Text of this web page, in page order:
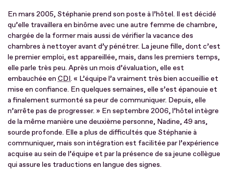
En mars 2005, Stéphanie prend son poste à l’hôtel. Il est décidé
qu’elle travaillera en binôme avec une autre femme de chambre,
chargée de la former mais aussi de vérifier la vacance des
chambres à nettoyer avant d’y pénétrer. La jeune fille, dont c’est
le premier emploi, est appareillée, mais, dans les premiers temps,
elle parle très peu. Après un mois d’évaluation, elle est
embauchée en CDI. « L’équipe l’a vraiment très bien accueillie et
mise en confiance. En quelques semaines, elle s’est épanouie et
a finalement surmonté sa peur de communiquer. Depuis, elle
n’arrête pas de progresser. » En septembre 2006, l’hôtel intègre
de la même manière une deuxième personne, Nadine, 49 ans,
sourde profonde. Elle a plus de difficultés que Stéphanie à
communiquer, mais son intégration est facilitée par l’expérience
acquise au sein de l’équipe et par la présence de sa jeune collègue
qui assure les traductions en langue des signes.